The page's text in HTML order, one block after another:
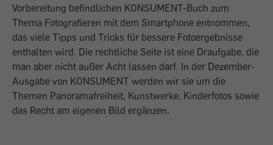
Vorbereitung befindlichen KONSUMENT-Buch zum
Thema Fotografieren mit dem Smartphone entnommen,
das viele Tipps und Tricks für bessere Fotoergebnisse
enthalten wird. Die rechtliche Seite ist eine Draufgabe, die
man aber nicht außer Acht lassen darf. In der Dezember-
Ausgabe von KONSUMENT werden wir sie um die
Themen Panoramafreiheit, Kunstwerke, Kinderfotos sowie
das Recht am eigenen Bild ergänzen.